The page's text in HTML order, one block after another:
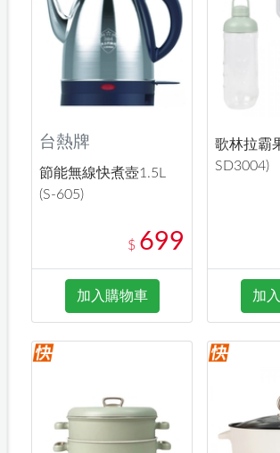
台熱牌
節能無線快煮壺1.5L
(S-605)
$ 699
加入購物車
歌林拉霸
SD3004)
加